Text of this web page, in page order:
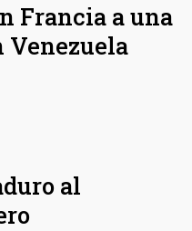
Francia a una
al